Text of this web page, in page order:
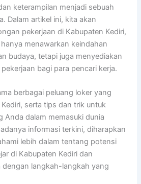
keterampilan menjadi sebuah
Dalam artikel ini, kita akan
pekerjaan di Kabupaten Kediri,
menawarkan keindahan
budaya, tetapi juga menyediakan
bagi para pencari kerja.
berbagai peluang loker yang
serta tips dan trik untuk
Anda dalam memasuki dunia
informasi terkini, diharapkan
lebih dalam tentang potensi
di Kabupaten Kediri dan
dengan langkah-langkah yang